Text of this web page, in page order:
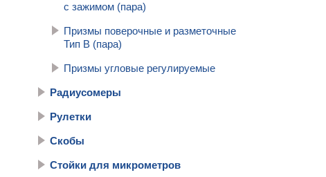
с зажимом (пара)
Призмы поверочные и разметочные
Тип В (пара)
Призмы угловые регулируемые
Радиусомеры
Рулетки
Скобы
Стойки для микрометров